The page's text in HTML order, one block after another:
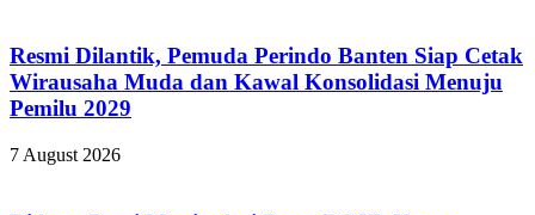
Resmi Dilantik, Pemuda Perindo Banten Siap Cetak
Wirausaha Muda dan Kawal Konsolidasi Menuju
Pemilu 2029
7 August 2026